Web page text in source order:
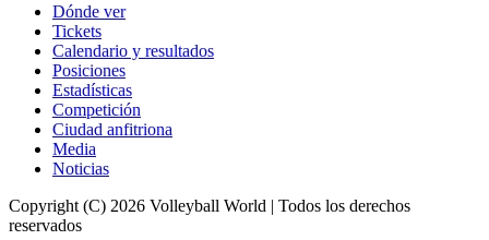
Dónde ver
Tickets
Calendario y resultados
Posiciones
Estadísticas
Competición
Ciudad anfitriona
Media
Noticias
Copyright (C) 2026 Volleyball World | Todos los derechos
reservados